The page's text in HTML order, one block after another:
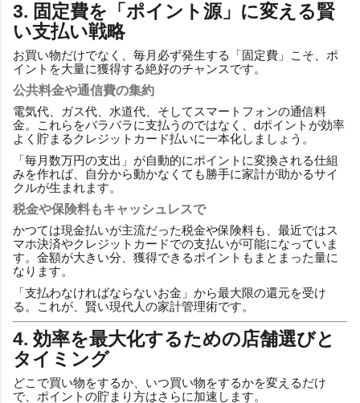
3. 固定費を「ポイント源」に変える賢
い支払い戦略
お買い物だけでなく、毎月必ず発生する「固定費」こそ、ポ
イントを大量に獲得する絶好のチャンスです。
公共料金や通信費の集約
電気代、ガス代、水道代、そしてスマートフォンの通信料
金。これらをバラバラに支払うのではなく、dポイントが効率
よく貯まるクレジットカード払いに一本化しましょう。
「毎月数万円の支出」が自動的にポイントに変換される仕組
みを作れば、自分から動かなくても勝手に家計が助かるサイ
クルが生まれます。
税金や保険料もキャッシュレスで
かつては現金払いが主流だった税金や保険料も、最近ではス
マホ決済やクレジットカードでの支払いが可能になっていま
す。金額が大きい分、獲得できるポイントもまとまった量に
なります。
「支払わなければならないお金」から最大限の還元を受け
る。これが、賢い現代人の家計管理術です。
4. 効率を最大化するための店舗選びと
タイミング
どこで買い物をするか、いつ買い物をするかを変えるだけ
で、ポイントの貯まり方はさらに加速します。